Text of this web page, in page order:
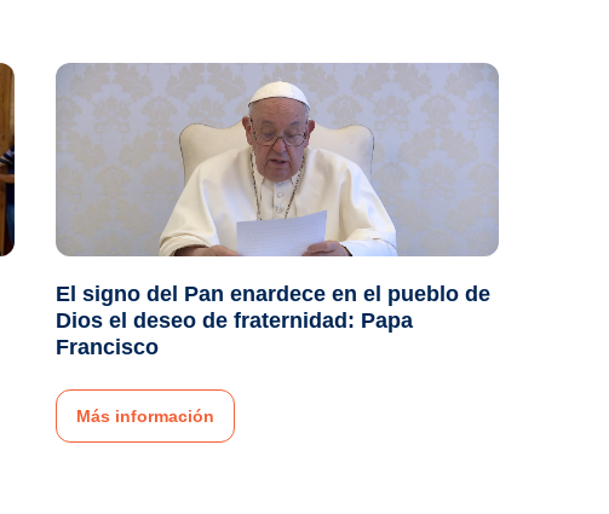
El signo del Pan enardece en el pueblo de
Dios el deseo de fraternidad: Papa
Francisco
Más información